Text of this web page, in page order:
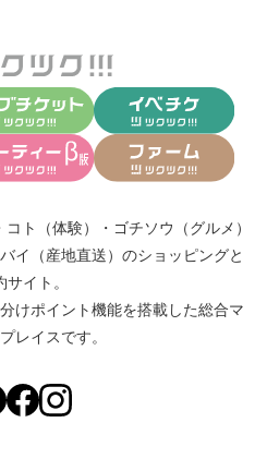
コト（体験） ・ ゴチソウ（グルメ）
イ（産地直送） のショッピングと
サイト。
けポイント機能を搭載した総合マ
レイスです。